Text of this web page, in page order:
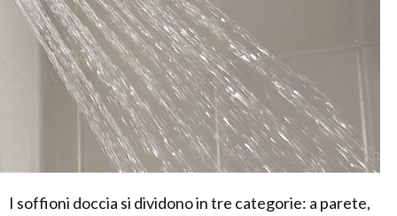
I soffioni doccia si dividono in tre categorie: a parete,